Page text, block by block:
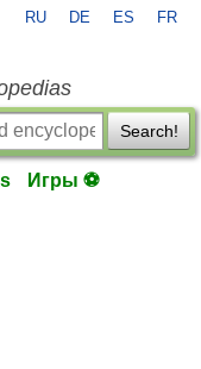
RU DE ES FR
Search!
Игры ⚽